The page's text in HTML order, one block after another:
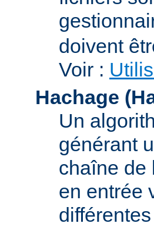
doivent
Voir :
Hachage
Un
générant
chaîne de
en entrée